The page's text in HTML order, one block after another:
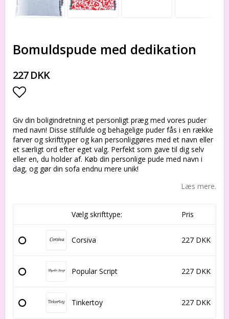
Bomuldspude med dedikation
227 DKK
Add to list of favorites
Giv din boligindretning et personligt præg med vores puder
med navn! Disse stilfulde og behagelige puder fås i en række
farver og skrifttyper og kan personliggøres med et navn eller
et særligt ord efter eget valg. Perfekt som gave til dig selv
eller en, du holder af. Køb din personlige pude med navn i
dag, og gør din sofa endnu mere unik!
Læs mere.
Vælg skrifttype: Pris
Corsiva 227 DKK
Popular Script 227 DKK
Tinkertoy 227 DKK